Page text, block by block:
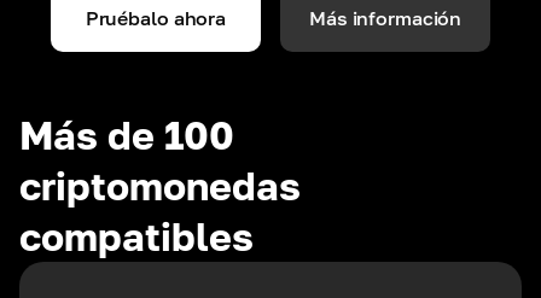
Pruébalo ahora Más información
Más de 100
criptomonedas
compatibles